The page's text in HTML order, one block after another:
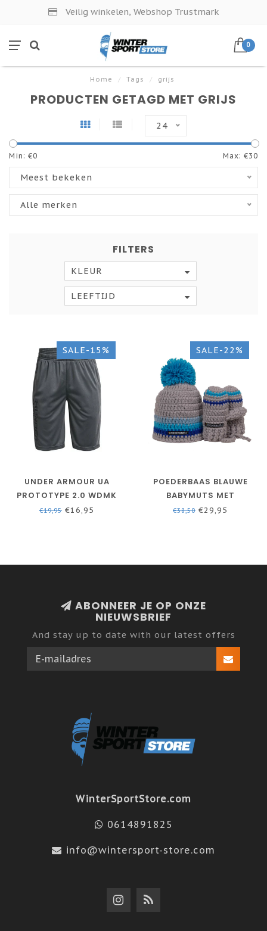
Veilig winkelen, Webshop Trustmark
0
Home / Tags / grijs
PRODUCTEN GETAGD MET GRIJS
24
Min: €0 Max: €30
Meest bekeken
Alle merken
FILTERS
KLEUR
LEEFTIJD
SALE-15%
UNDER ARMOUR UA
PROTOTYPE 2.0 WDMK
SHORTS-PITCH GRIJS
€19,95 €16,95
SALE-22%
POEDERBAAS BLAUWE
BABYMUTS MET
HANDSCHOENTJES -
€38,50 €29,95
ABONNEER JE OP ONZE
NIEUWSBRIEF
And stay up to date with our latest offers
WinterSportStore.com
0614891825
info@wintersport-store.com